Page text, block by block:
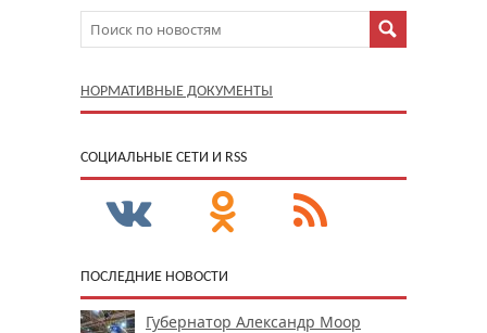
НОРМАТИВНЫЕ ДОКУМЕНТЫ
CОЦИАЛЬНЫЕ СЕТИ И RSS
ПОСЛЕДНИЕ НОВОСТИ
Губернатор Александр Моор